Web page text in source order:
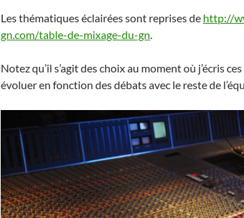
Les thématiques éclairées sont reprises de http://
gn.com/table-de-mixage-du-gn.
Notez qu’il s’agit des choix au moment où j’écris
évoluer en fonction des débats avec le reste de